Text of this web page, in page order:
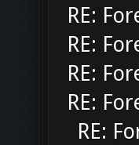
RE:
RE:
RE:
RE:
RE: